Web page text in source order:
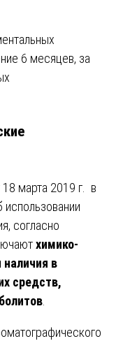
6 месяцев, за
марта 2019 г. в
согласно
химико-
наличия в
средств,
.